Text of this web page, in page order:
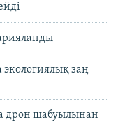
экологиялық заң
дрон шабуылынан